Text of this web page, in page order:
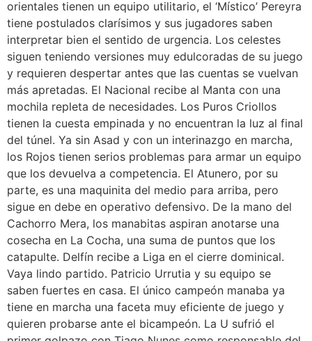
orientales tienen un equipo utilitario, el ‘Místico’ Pereyra
tiene postulados clarísimos y sus jugadores saben
interpretar bien el sentido de urgencia. Los celestes
siguen teniendo versiones muy edulcoradas de su juego
y requieren despertar antes que las cuentas se vuelvan
más apretadas. El Nacional recibe al Manta con una
mochila repleta de necesidades. Los Puros Criollos
tienen la cuesta empinada y no encuentran la luz al final
del túnel. Ya sin Asad y con un interinazgo en marcha,
los Rojos tienen serios problemas para armar un equipo
que los devuelva a competencia. El Atunero, por su
parte, es una maquinita del medio para arriba, pero
sigue en debe en operativo defensivo. De la mano del
Cachorro Mera, los manabitas aspiran anotarse una
cosecha en La Cocha, una suma de puntos que los
catapulte. Delfín recibe a Liga en el cierre dominical.
Vaya lindo partido. Patricio Urrutia y su equipo se
saben fuertes en casa. El único campeón manaba ya
tiene en marcha una faceta muy eficiente de juego y
quieren probarse ante el bicampeón. La U sufrió el